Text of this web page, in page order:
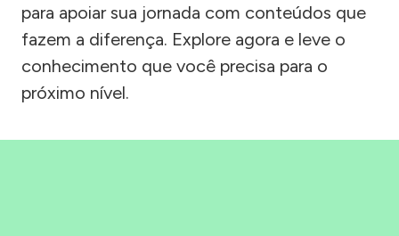
para apoiar sua jornada com conteúdos que
fazem a diferença. Explore agora e leve o
conhecimento que você precisa para o
próximo nível.